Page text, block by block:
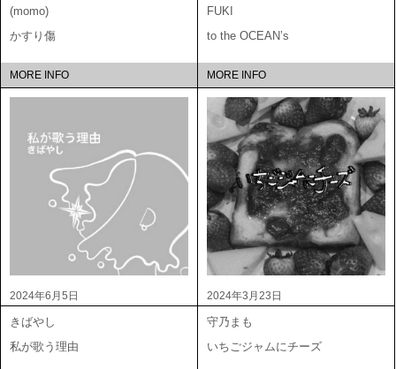
(momo)
かすり傷
MORE INFO
FUKI
to the OCEAN’s
MORE INFO
2024年6月5日
きばやし
私が歌う理由
2024年3月23日
守乃まも
いちごジャムにチーズ